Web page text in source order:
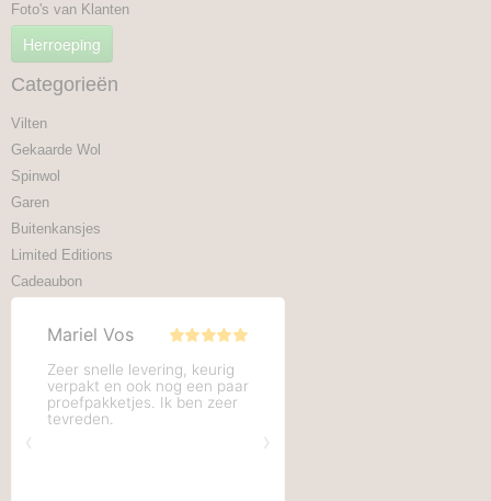
Foto's van Klanten
Herroeping
Categorieën
Vilten
Gekaarde Wol
Spinwol
Garen
Buitenkansjes
Limited Editions
Cadeaubon